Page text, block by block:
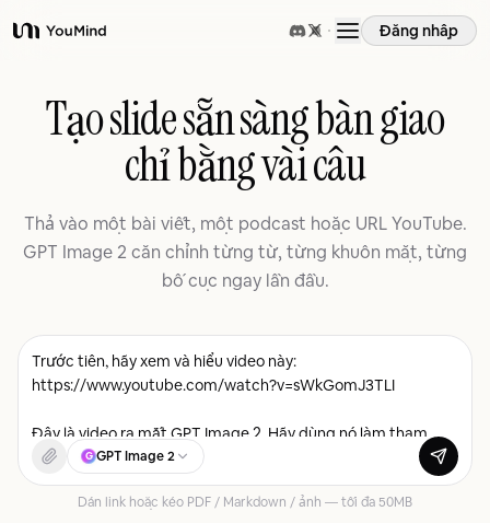
YouMind Đăng nhập
Tổng quan
Các trường hợp sử dụng
Giá cả
Tải xuống
Tạo slide sẵn sàng bàn giao
chỉ bằng vài câu
Thả vào một bài viết, một podcast hoặc URL YouTube.
GPT Image 2 căn chỉnh từng từ, từng khuôn mặt, từng
bố cục ngay lần đầu.
G GPT Image 2
Dán link hoặc kéo PDF / Markdown / ảnh — tối đa 50MB